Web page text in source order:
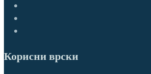
Корисни врски